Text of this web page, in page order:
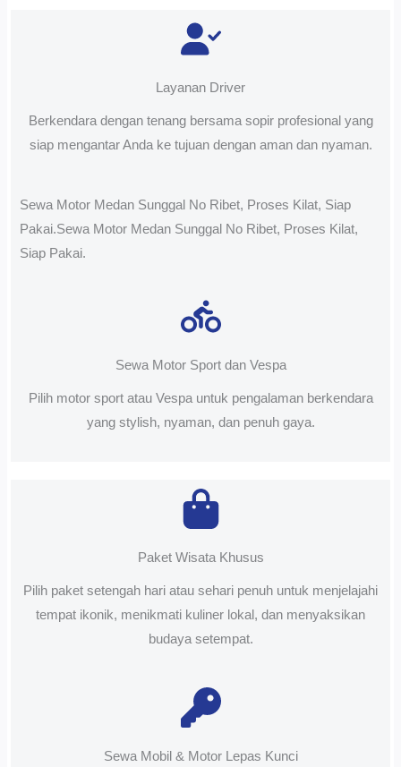
Layanan Driver
Berkendara dengan tenang bersama sopir profesional yang
siap mengantar Anda ke tujuan dengan aman dan nyaman.
Sewa Motor Medan Sunggal No Ribet, Proses Kilat, Siap
Pakai.Sewa Motor Medan Sunggal No Ribet, Proses Kilat,
Siap Pakai.
Sewa Motor Sport dan Vespa
Pilih motor sport atau Vespa untuk pengalaman berkendara
yang stylish, nyaman, dan penuh gaya.
Paket Wisata Khusus
Pilih paket setengah hari atau sehari penuh untuk menjelajahi
tempat ikonik, menikmati kuliner lokal, dan menyaksikan
budaya setempat.
Sewa Mobil & Motor Lepas Kunci